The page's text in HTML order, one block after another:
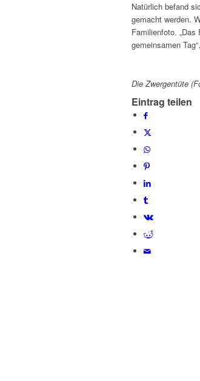
Natürlich befand
gemacht werden.
Familienfoto.
gemeinsamen
Die Zwergentüte
Eintrag teilen